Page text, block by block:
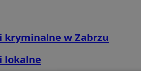
kryminalne w Zabrzu
lokalne